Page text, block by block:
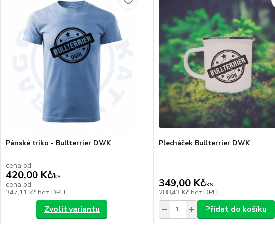
Pánské triko - Bullterrier DWK
cena od
420,00 Kč/ks
cena od
347,11 Kč bez DPH
Zvolit variantu
Plecháček Bullterrier DWK
349,00 Kč/ks
288,43 Kč bez DPH
Přidat do košíku